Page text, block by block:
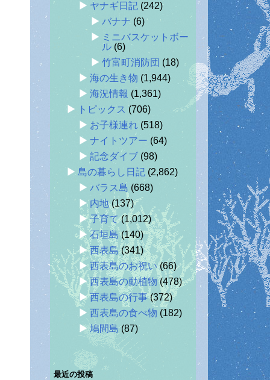
ヤナギ日記 (242)
バナナ (6)
ミニバスケットボー
ル (6)
竹富町消防団 (18)
海の生き物 (1,944)
海況情報 (1,361)
トピックス (706)
お子様連れ (518)
ナイトツアー (64)
記念ダイブ (98)
島の暮らし日記 (2,862)
バラス島 (668)
内地(137)
子育て(1,012)
石垣島(140)
西表島(341)
西表島のお祝い(66)
西表島の動植物(478)
西表島の行事(372)
西表島の食べ物 (182)
鳩間島 (87)
最近の投稿